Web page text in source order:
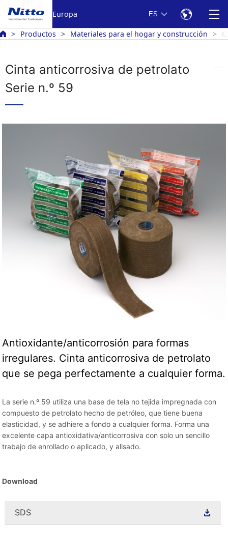
Europa ES
Productos Materiales para el hogar y construcción
Cinta anticorrosiva de petrolato
Serie n.º 59
Antioxidante/anticorrosión para formas
irregulares. Cinta anticorrosiva de petrolato
que se pega perfectamente a cualquier forma.
La serie n.º 59 utiliza una base de tela no tejida impregnada con
compuesto de petrolato hecho de petróleo, que tiene buena
elasticidad, y se adhiere a fondo a cualquier forma. Forma una
excelente capa antioxidativa/anticorrosiva con solo un sencillo
trabajo de enrollado o aplicado, y alisado.
Download
SDS